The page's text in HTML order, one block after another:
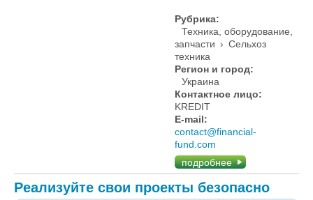
Рубрика:
Техника, оборудование,
запчасти › Сельхоз
техника
Регион и город:
Украина
Контактное лицо:
KREDIT
E-mail:
contact@financial-
fund.com
подробнее
Реализуйте свои проекты безопасно